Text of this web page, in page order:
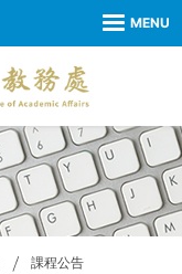
課程公告